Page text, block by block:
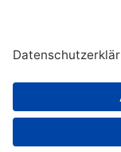
technitube.com ist
verfolgt.